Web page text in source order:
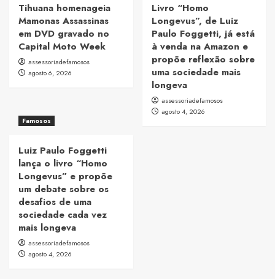
Tihuana homenageia
Mamonas Assassinas
em DVD gravado no
Capital Moto Week
assessoriadefamosos
agosto 6, 2026
Livro “Homo
Longevus”, de Luiz
Paulo Foggetti, já está
à venda na Amazon e
propõe reflexão sobre
uma sociedade mais
longeva
assessoriadefamosos
agosto 4, 2026
Famosos
Luiz Paulo Foggetti
lança o livro “Homo
Longevus” e propõe
um debate sobre os
desafios de uma
sociedade cada vez
mais longeva
assessoriadefamosos
agosto 4, 2026